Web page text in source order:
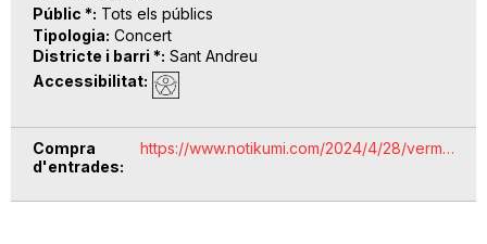
Públic * Tots els públics
Tipologia Concert
Districte i barri * Sant Andreu
Accessibilitat
Compra
d'entrades
https://www.notikumi.com/2024/4/28/verm…